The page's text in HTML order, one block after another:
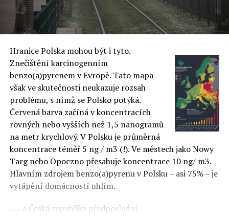
Hranice Polska mohou být i tyto.
Znečištění karcinogenním
benzo(a)pyrenem v Evropě. Tato mapa
však ve skutečnosti neukazuje rozsah
problému, s nímž se Polsko potýká.
Červená barva začíná v koncentracích
rovných nebo vyšších než 1,5 nanogramů
na metr krychlový. V Polsku je průměrná
koncentrace téměř 5 ng / m3 (!). Ve městech jako Nowy
Targ nebo Opoczno přesahuje koncentrace 10 ng/ m3.
Hlavním zdrojem benzo(a)pyrenu v Polsku – asi 75% – je
vytápění domácností uhlím.
….. a Česká republika předposlední.